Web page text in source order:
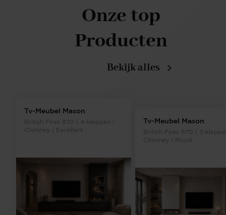
Tv-Meubel Mason
British Fires 870 | 4-kleppen |
Chimney | Excellent
Tv-Meubel Mason
British Fires 870 | 3-
Chimney | Royal
Onze top
Producten
Bekijk alles